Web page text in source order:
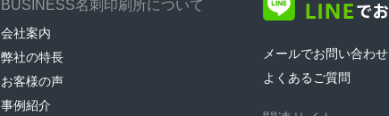
BUSINESS名刺印刷所について
会社案内
弊社の特長
お客様の声
事例紹介
メールでお問い合わせ
よくあるご質問